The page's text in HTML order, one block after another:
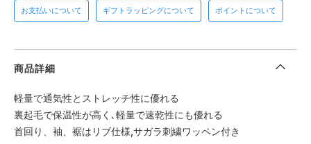
お支払いについて ギフトラッピングについて ポイントについて
商品詳細
軽量で通気性とストレッチ性に優れる
裏起毛で保温性が高く､軽量で速乾性にも優れる
首回り、袖、裾はリブ仕様,サガラ刺繍ワッペン付き